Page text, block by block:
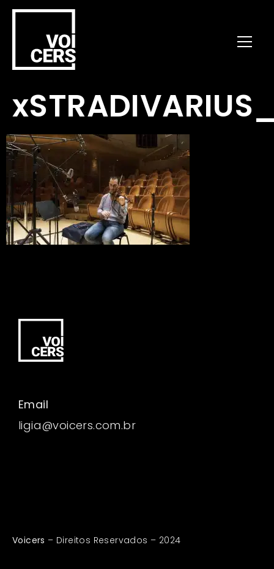
Email
ligia@voicers.com.br
Voicers – Direitos Reservados – 2024